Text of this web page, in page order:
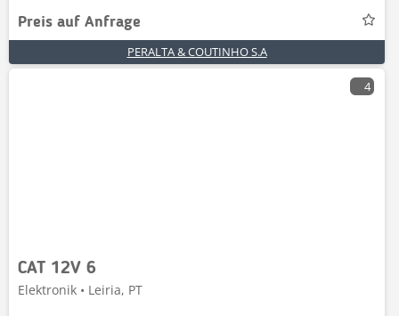
Preis auf Anfrage
PERALTA & COUTINHO S.A
4
CAT 12V 6
Elektronik • Leiria, PT